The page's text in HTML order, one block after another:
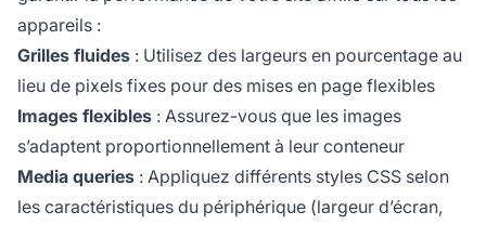
appareils :
Grilles fluides : Utilisez des largeurs en pourcentage au
lieu de pixels fixes pour des mises en page flexibles
Images flexibles : Assurez-vous que les images
s’adaptent proportionnellement à leur conteneur
Media queries : Appliquez différents styles CSS selon
les caractéristiques du périphérique (largeur d’écran,